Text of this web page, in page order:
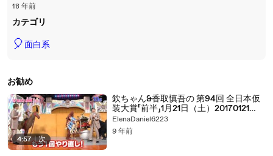
18 年前
カテゴリ
🎈面白系
お勧め
4:57 | 次
欽ちゃん&香取慎吾の 第94回 全日本仮
装大賞「前半」1月21日（土）20170121
part 2/2
ElenaDaniel6223
9 年前